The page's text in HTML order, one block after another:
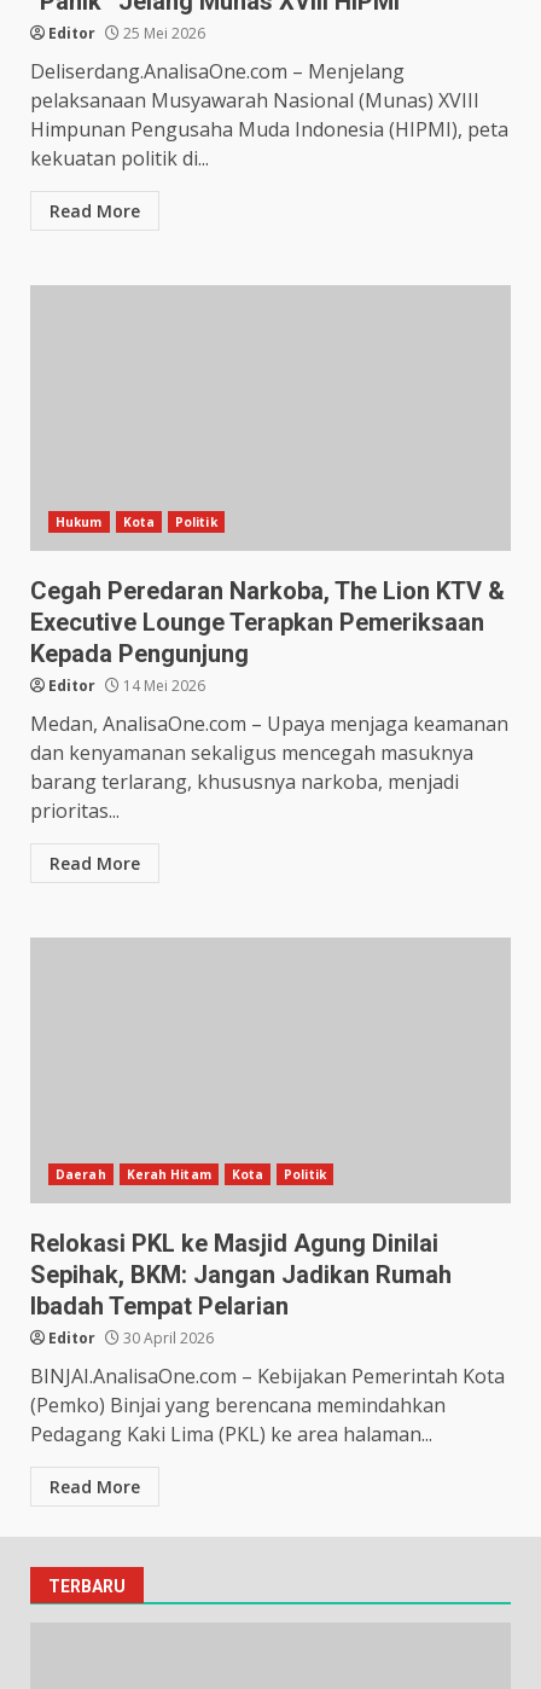
Editor 25 Mei 2026
Deliserdang.AnalisaOne.com – Menjelang
pelaksanaan Musyawarah Nasional (Munas) XVIII
Himpunan Pengusaha Muda Indonesia (HIPMI), peta
kekuatan politik di...
Read More
Hukum Kota Politik
Cegah Peredaran Narkoba, The Lion KTV &
Executive Lounge Terapkan Pemeriksaan
Kepada Pengunjung
Editor 14 Mei 2026
Medan, AnalisaOne.com – Upaya menjaga keamanan
dan kenyamanan sekaligus mencegah masuknya
barang terlarang, khususnya narkoba, menjadi
prioritas...
Read More
Daerah Kerah Hitam Kota Politik
Relokasi PKL ke Masjid Agung Dinilai
Sepihak, BKM: Jangan Jadikan Rumah
Ibadah Tempat Pelarian
Editor 30 April 2026
BINJAI.AnalisaOne.com – Kebijakan Pemerintah Kota
(Pemko) Binjai yang berencana memindahkan
Pedagang Kaki Lima (PKL) ke area halaman...
Read More
TERBARU